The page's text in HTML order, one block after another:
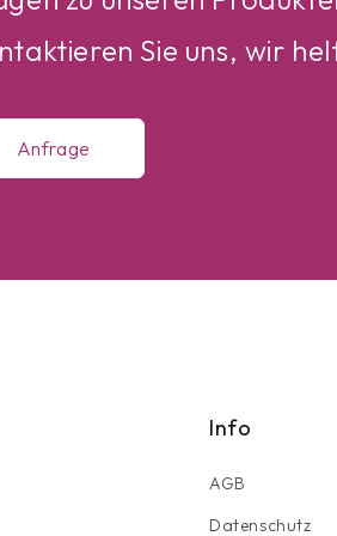
Sie uns, wir
Anfrage
Info
AGB
Datenschutz